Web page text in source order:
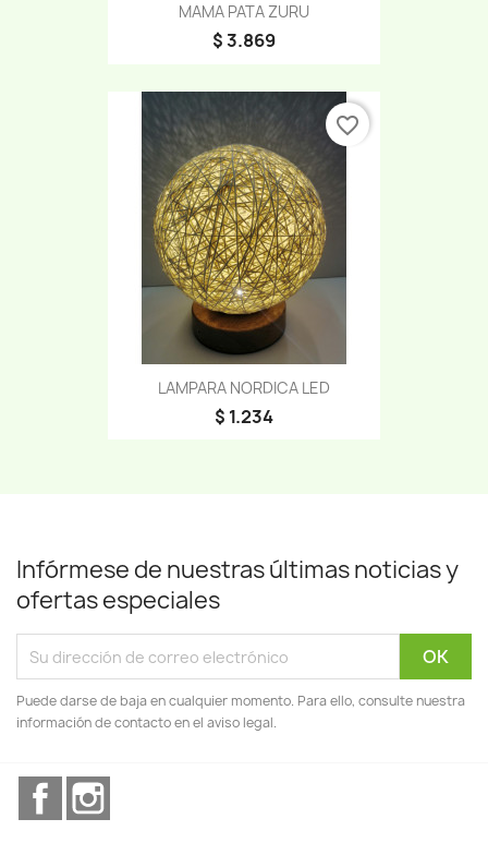
MAMA PATA ZURU
$ 3.869
LAMPARA NORDICA LED
$ 1.234
favorite_border
Infórmese de nuestras últimas noticias y
ofertas especiales
Puede darse de baja en cualquier momento. Para ello, consulte nuestra
información de contacto en el aviso legal.
Facebook